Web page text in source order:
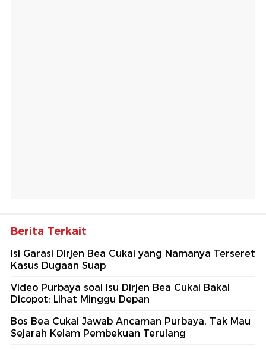
Berita Terkait
Isi Garasi Dirjen Bea Cukai yang Namanya Terseret
Kasus Dugaan Suap
Video Purbaya soal Isu Dirjen Bea Cukai Bakal
Dicopot: Lihat Minggu Depan
Bos Bea Cukai Jawab Ancaman Purbaya, Tak Mau
Sejarah Kelam Pembekuan Terulang